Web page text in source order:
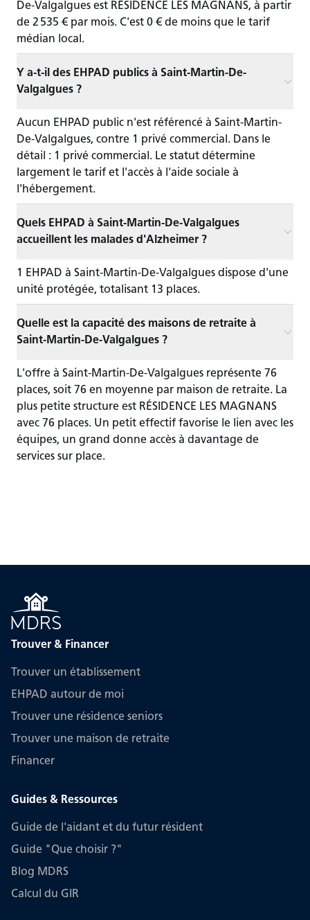
De-Valgalgues est RÉSIDENCE LES MAGNANS, à partir
de 2 535 € par mois. C'est 0 € de moins que le tarif
médian local.
Y a-t-il des EHPAD publics à Saint-Martin-De-
Valgalgues ?
Aucun EHPAD public n'est référencé à Saint-Martin-
De-Valgalgues, contre 1 privé commercial. Dans le
détail : 1 privé commercial. Le statut détermine
largement le tarif et l'accès à l'aide sociale à
l'hébergement.
Quels EHPAD à Saint-Martin-De-Valgalgues
accueillent les malades d'Alzheimer ?
1 EHPAD à Saint-Martin-De-Valgalgues dispose d'une
unité protégée, totalisant 13 places.
Quelle est la capacité des maisons de retraite à
Saint-Martin-De-Valgalgues ?
L'offre à Saint-Martin-De-Valgalgues représente 76
places, soit 76 en moyenne par maison de retraite. La
plus petite structure est RÉSIDENCE LES MAGNANS
avec 76 places. Un petit effectif favorise le lien avec les
équipes, un grand donne accès à davantage de
services sur place.
Trouver & Financer
Trouver un établissement
EHPAD autour de moi
Trouver une résidence seniors
Trouver une maison de retraite
Financer
Guides & Ressources
Guide de l'aidant et du futur résident
Guide "Que choisir ?"
Blog MDRS
Calcul du GIR